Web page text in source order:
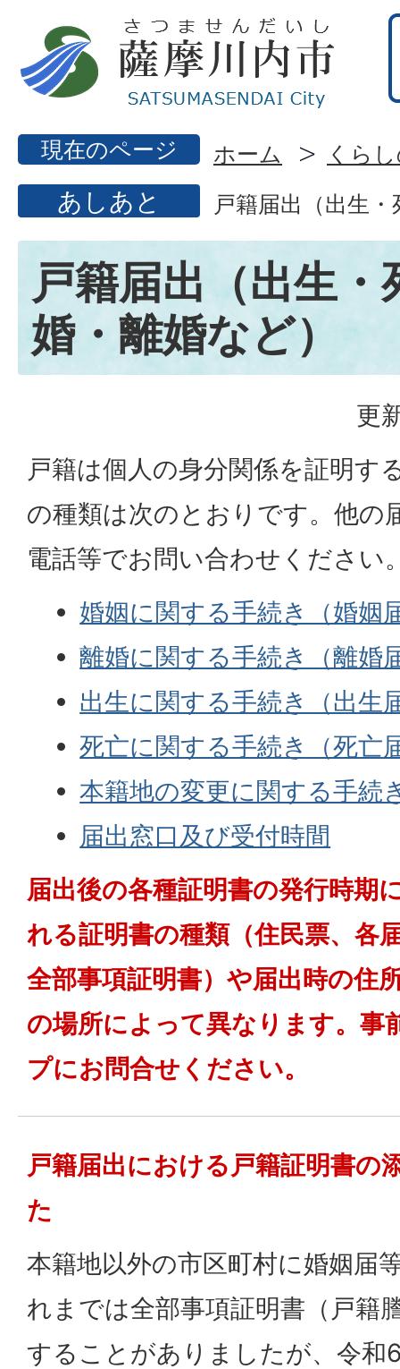
現在のページ ホーム くら
あしあと 戸籍届出（出生
戸籍届出（出生・
婚・離婚など）
更
戸籍は個人の身分関係を証明す
の種類は次のとおりです。他の
電話等でお問い合わせください
婚姻に関する手続き（婚姻
離婚に関する手続き（離婚
出生に関する手続き（出生
死亡に関する手続き（死亡
本籍地の変更に関する手続
届出窓口及び受付時間
届出後の各種証明書の発行時期
れる証明書の種類（住民票、各
全部事項証明書）や届出時の住
の場所によって異なります。事
プにお問合せください。
戸籍届出における戸籍証明書の
た
本籍地以外の市区町村に婚姻届
れまでは全部事項証明書（戸籍
することがありましたが、令和